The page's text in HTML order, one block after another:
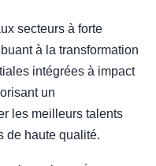
secteurs à forte
à la transformation
intégrées à impact
un
les meilleurs talents
de haute qualité.